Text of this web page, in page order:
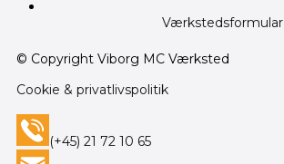
Værkstedsformular
© Copyright Viborg MC Værksted
Cookie & privatlivspolitik
(+45) 21 72 10 65